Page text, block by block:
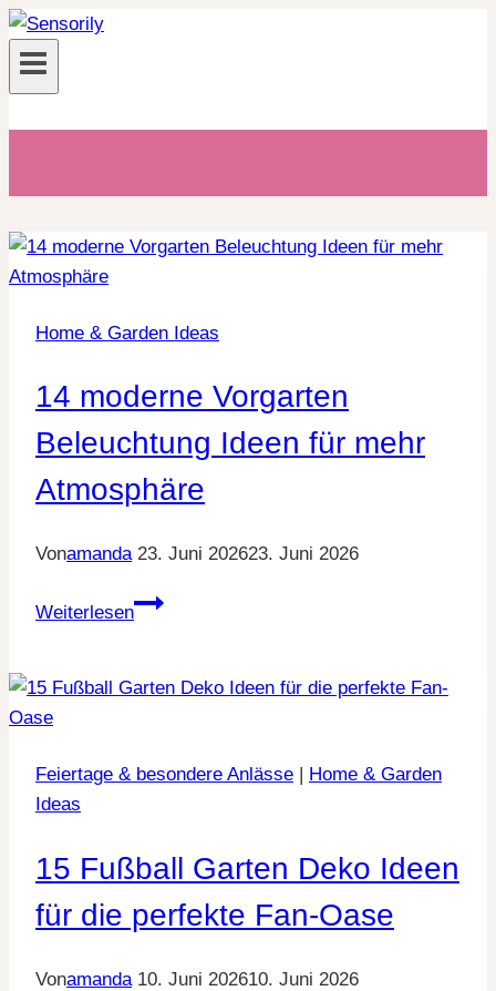
Zum
Inhalt
Home & Garden Ideas
14 moderne Vorgarten
Beleuchtung Ideen für mehr
Atmosphäre
Vonamanda 23. Juni 202623. Juni 2026
Weiterlesen
14
Beleuchtung
mehr
Feiertage & besondere Anlässe
Home & Garden
Ideas
15 Fußball Garten Deko Ideen
für die perfekte Fan-Oase
Vonamanda 10. Juni 202610. Juni 2026